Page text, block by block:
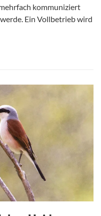
kommuniziert
Ein Vollbetrieb wird